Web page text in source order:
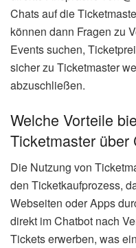
Chats auf die
können dann Fragen zu
Events suchen,
sicher zu Ticketmaster
abzuschließen.
Welche Vorteile
Ticketmaster über
Die Nutzung von
den Ticketkaufprozess,
Webseiten oder Apps
direkt im Chatbot nach
Tickets erwerben, was